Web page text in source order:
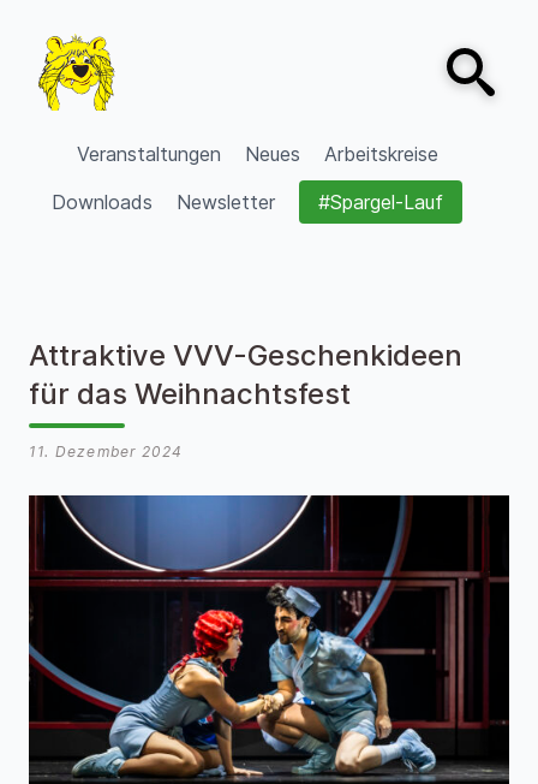
VVV Burgdorf
Veranstaltungen Neues
Arbeitskreise
Downloads
Newsletter #Spargel-Lauf
Open
Attraktive VVV-Geschenkideen
für das Weihnachtsfest
11. Dezember 2024